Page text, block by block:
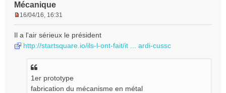
Mécanique
s
s
16/04/16, 16:31
Il a l'air sérieux le président
http://startsquare.io/ils-l-ont-fait/it ... ardi-cussc
1er prototype
fabrication du mécanisme en métal